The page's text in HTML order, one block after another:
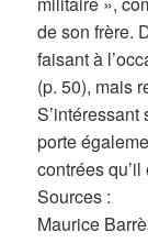
de son frère.
faisant à
(p. 50), mais
porte
contrées
Sources :
Maurice